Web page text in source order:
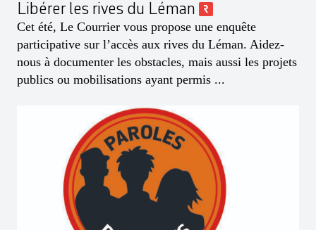
Libérer les rives du Léman
Cet été, Le Courrier vous propose une enquête
participative sur l’accès aux rives du Léman. Aidez-
nous à documenter les obstacles, mais aussi les projets
publics ou mobilisations ayant permis ...